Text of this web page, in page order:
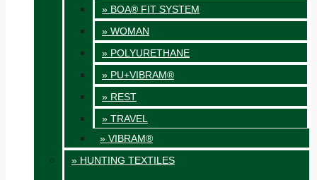
» BOA® FIT SYSTEM
» WOMAN
» POLYURETHANE
» PU+VIBRAM®
» REST
» TRAVEL
» VIBRAM®
» HUNTING TEXTILES